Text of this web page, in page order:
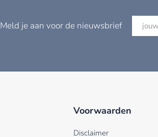
Meld je aan voor de nieuwsbrief
Voorwaarden
Disclaimer